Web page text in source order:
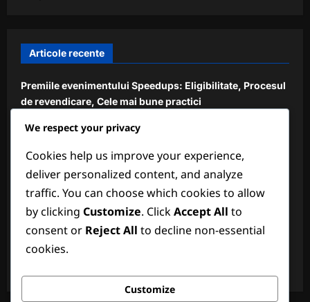
Articole recente
Premiile evenimentului Speedups: Eligibilitate, Procesul
de revendicare, Cele mai bune practici
Coduri de cadou Speedups: Cum să le folosești, Cele
Premii pentru Etapele Evenimentelor Comunității:
Împărtășite de jucători, Verificare, Cerere
Coduri de cadou exclusive: oferte limitate în timp,
evenimente speciale, sfaturi pentru colecție
Bonusuri de Reîncărcare Ascunse: Secrete, Cum să
We respect your privacy
Cookies help us improve your experience,
deliver personalized content, and analyze
traffic. You can choose which cookies to allow
by clicking Customize. ClickAccept All to
consent or Reject All to decline non-essential
cookies.
Customize